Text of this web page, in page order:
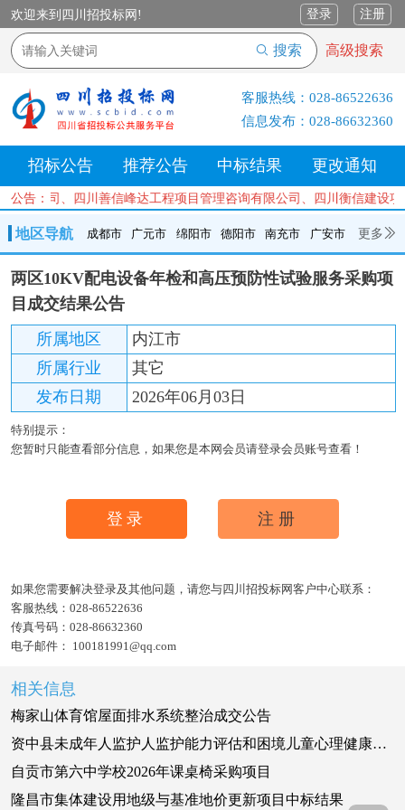
欢迎来到四川招投标网! 登录 注册
搜索 高级搜索
客服热线： 028-86522636
信息发布： 028-86632360
招标公告 推荐公告 中标结果 更改通知
公告：司、四川善信峰达工程项目管理咨询有限公司、四川衡信
地区导航 成都市 广元市 绵阳市 德阳市 南充市 广安市 更多
成都市 广元市 绵阳市 德阳市 南充市 广安市
遂宁市
内江市
乐山市
达州市
资阳市 眉山市 雅安市 阿坝州 甘孜州 凉山州
两区10KV配电设备年检和高压预防性试验服务采购项
目成交结果公告
所属地区
内江市
所属行业
其它
发布日期
2026年06月03日
特别提示：
您暂时只能查看部分信息，如果您是本网会员请登录会员账号查看！
登录 注册
如果您需要解决登录及其他问题，请您与四川招投标网客户中心联系：
客服热线： 028-86522636
传真号码： 028-86632360
电子邮件： 100181991@qq.com
相关信息
梅家山体育馆屋面排水系统整治成交公告
资中县未成年人监护人监护能力评估和困境儿童心理健康评估项目成交公告
自贡市第六中学校2026年课桌椅采购项目
隆昌市集体建设用地级与基准地价更新项目中标结果